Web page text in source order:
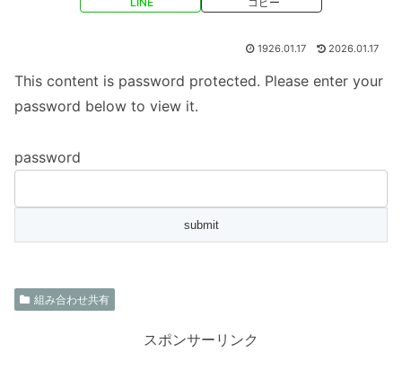
1926.01.17 2026.01.17
This content is password protected. Please enter your
password below to view it.
password
組み合わせ共有
スポンサーリンク